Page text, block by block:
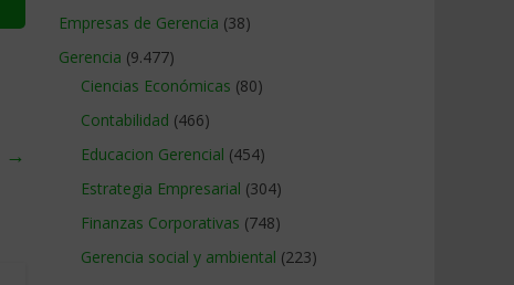
→
Empresas de Gerencia (38)
Gerencia (9.477)
Ciencias Económicas (80)
Contabilidad (466)
Educacion Gerencial (454)
Estrategia Empresarial (304)
Finanzas Corporativas (748)
Gerencia social y ambiental (223)